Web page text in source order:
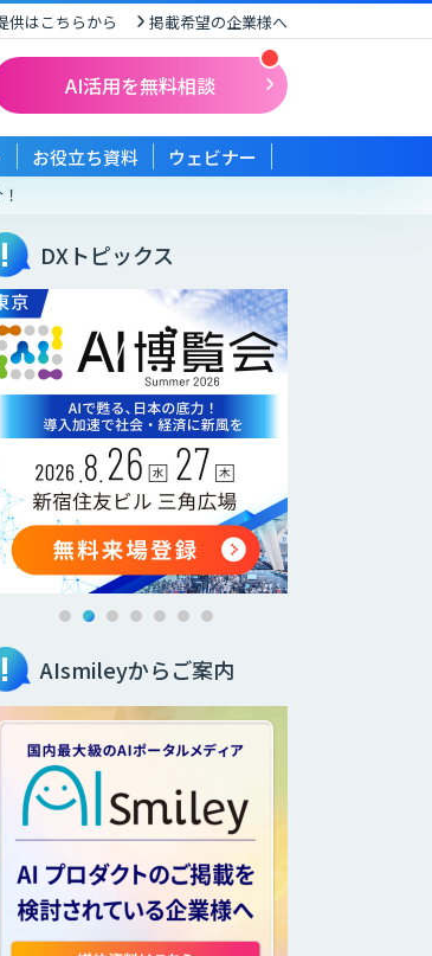
供はこちらから 掲載希望の企業様へ
AI活用を無料相談
お役立ち資料 ウェビナー
DXトピックス
AIsmileyからご案内